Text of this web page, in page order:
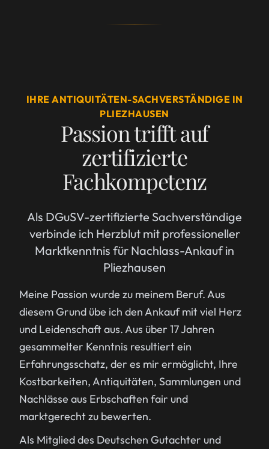
IHRE ANTIQUITÄTEN-SACHVERSTÄNDIGE IN
PLIEZHAUSEN
Passion trifft auf
zertifizierte
Fachkompetenz
Als DGuSV-zertifizierte Sachverständige
verbinde ich Herzblut mit professioneller
Marktkenntnis für Nachlass-Ankauf in
Pliezhausen
Meine Passion wurde zu meinem Beruf. Aus
diesem Grund übe ich den Ankauf mit viel Herz
und Leidenschaft aus. Aus über 17 Jahren
gesammelter Kenntnis resultiert ein
Erfahrungsschatz, der es mir ermöglicht, Ihre
Kostbarkeiten, Antiquitäten, Sammlungen und
Nachlässe aus Erbschaften fair und
marktgerecht zu bewerten.
Als Mitglied des Deutschen Gutachter und